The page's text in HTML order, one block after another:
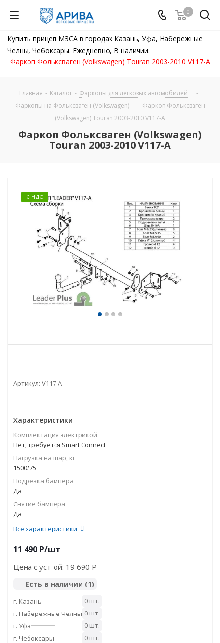
0
Купить прицеп МЗСА в городах Казань, Уфа, Набережные
Челны, Чебоксары. Ежедневно, В наличии.
Фаркоп Фольксваген (Volkswagen) Touran 2003-2010 V117-A
Главная - Каталог - Фаркопы для легковых автомобилей
-
Фаркопы на Фольксваген (Volkswagen)
- Фаркоп Фольксваген
(Volkswagen) Touran 2003-2010 V117-A
Фаркоп Фольксваген (Volkswagen)
Touran 2003-2010 V117-A
С НДС
Артикул: V117-A
Характеристики
Комплектация электрикой
Нет, требуется Smart Connect
Нагрузка на шар, кг
1500/75
Подрезка бампера
Да
Снятие бампера
Да
Все характеристики
11 490 P/шт
Цена с уст-ой: 19 690 P
Есть в наличии (1)
г. Казань
0 шт.
г. Набережные Челны 0 шт.
г. Уфа
0 шт.
г. Чебоксары
0 шт.